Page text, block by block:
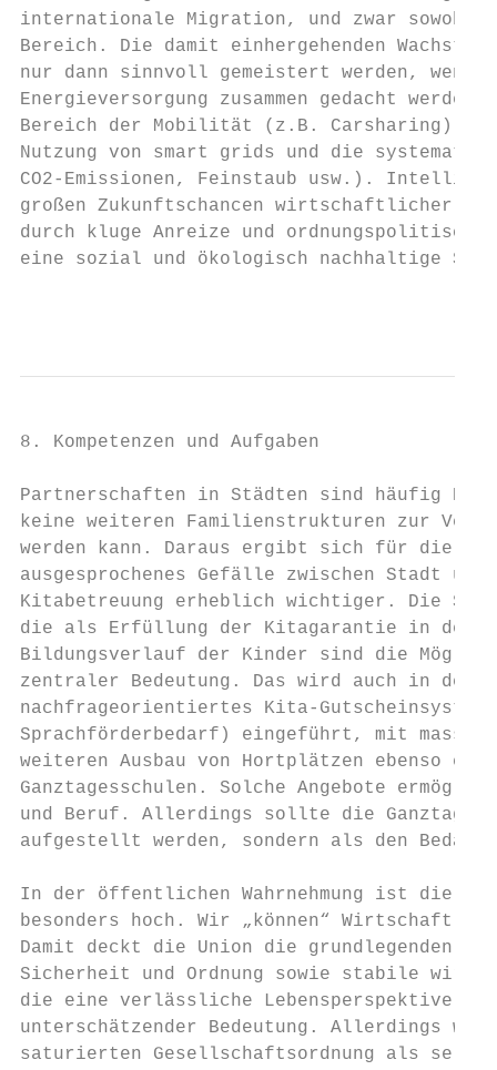
internationale Migration, und zwar
Bereich. Die damit einhergehenden
nur dann sinnvoll gemeistert werden, wenn
Energieversorgung zusammen gedacht
Bereich der Mobilität (z.B. Carsharing) und
Nutzung von smart grids und die
CO2-Emissionen, Feinstaub usw.).
großen Zukunftschancen wirtschaftlicher
durch kluge Anreize und
eine sozial und ökologisch nachhaltige
8. Kompetenzen und Aufgaben
Partnerschaften in Städten sind häufig
keine weiteren Familienstrukturen zur
werden kann. Daraus ergibt sich für die
ausgesprochenes Gefälle zwischen Stadt
Kitabetreuung erheblich wichtiger. Die
die als Erfüllung der Kitagarantie in der
Bildungsverlauf der Kinder sind die
zentraler Bedeutung. Das wird auch in der
nachfrageorientiertes Kita-
Sprachförderbedarf) eingeführt, mit
weiteren Ausbau von Hortplätzen ebenso
Ganztagesschulen. Solche Angebote
und Beruf. Allerdings sollte die
aufgestellt werden, sondern als den Bedarf
In der öffentlichen Wahrnehmung ist die
besonders hoch. Wir „können“ Wirtschaft
Damit deckt die Union die grundlegenden
Sicherheit und Ordnung sowie stabile
die eine verlässliche Lebensperspektive
unterschätzender Bedeutung. Allerdings
saturierten Gesellschaftsordnung als